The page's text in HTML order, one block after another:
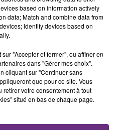
JULIEN LIEB
Dis-Moi Ou
based on information actively
data; Match and combine data from
Identify devices based on
"Accepter et fermer", ou affiner en
dans "Gérer mes choix".
cliquant sur "Continuer sans
que pour ce site. Vous
retirer votre consentement à tout
situé en bas de chaque page.